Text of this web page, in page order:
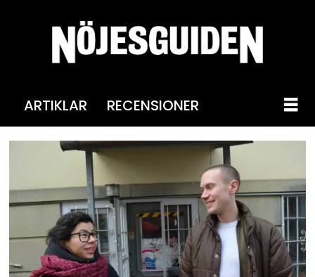
ARTIKLAR RECENSIONER